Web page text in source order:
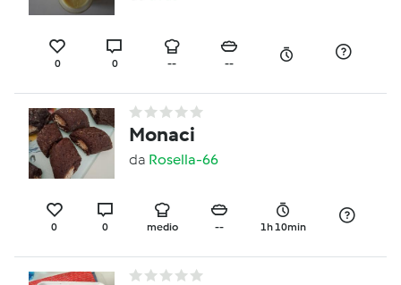
0 0 -- --
Monaci
da Rosella-66
0 0 medio -- 1h 10min